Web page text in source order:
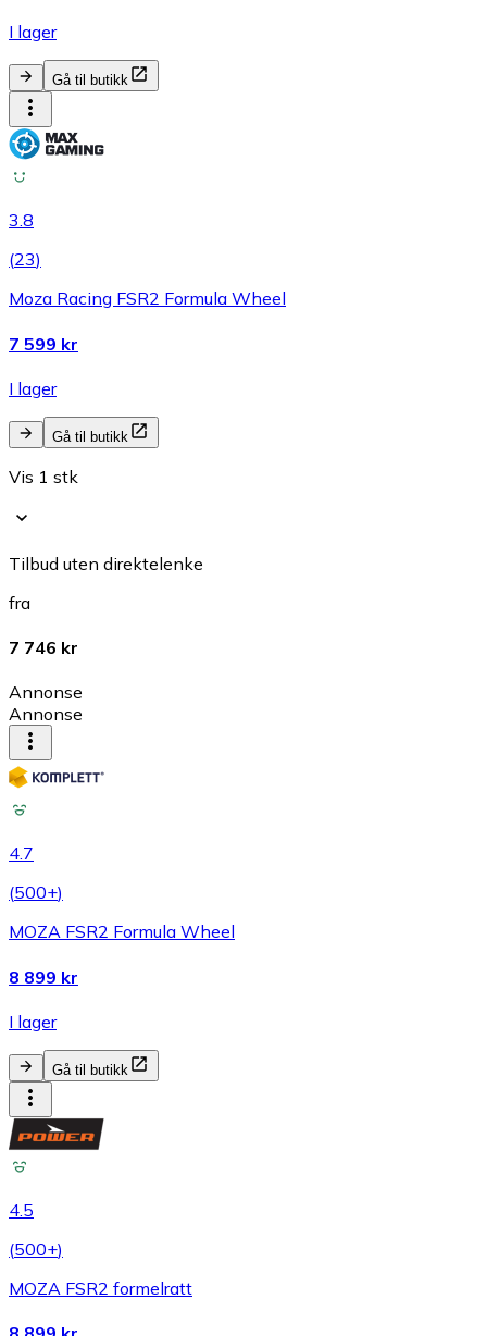
I lager
Gå til butikk
3.8
(23)
Moza Racing FSR2 Formula Wheel
7 599 kr
I lager
Gå til butikk
Vis 1 stk
Tilbud uten direktelenke
fra
7 746 kr
Annonse
Annonse
4.7
(500+)
MOZA FSR2 Formula Wheel
8 899 kr
I lager
Gå til butikk
4.5
(500+)
MOZA FSR2 formelratt